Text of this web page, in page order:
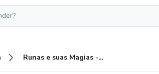
Runas e suas Magias - 2025